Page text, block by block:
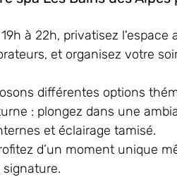
à 22h, privatisez
et organisez votre
différentes options
: plongez dans une
et éclairage tamisé.
d’un moment unique